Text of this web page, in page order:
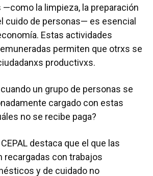
—como la limpieza, la preparación
cuido de personas— es esencial
Estas actividades
permiten que otrxs se
productivxs.
un grupo de personas se
cargado con estas
no se recibe paga?
destaca que el que las
recargadas con trabajos
y de cuidado no